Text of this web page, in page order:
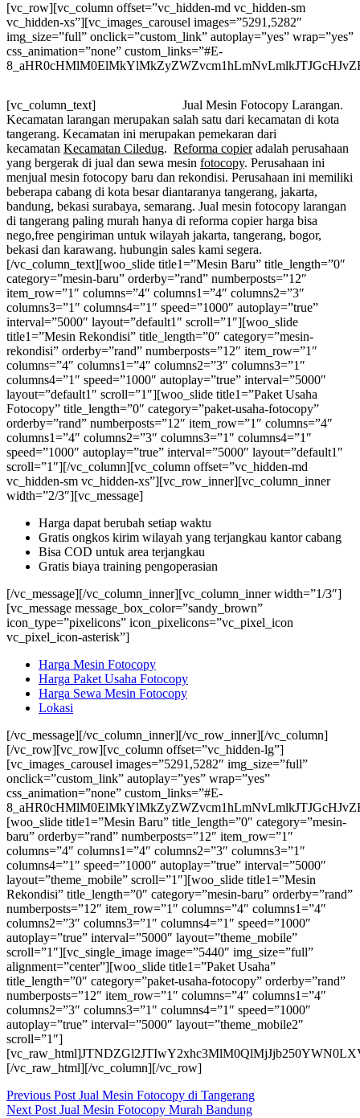
[vc_row][vc_column offset=”vc_hidden-md vc_hidden-sm
vc_hidden-xs”][vc_images_carousel images=”5291,5282″
img_size=”full” onclick=”custom_link” autoplay=”yes” wrap=”yes”
css_animation=”none” custom_links=”#E-
[vc_column_text]
Jual Mesin Fotocopy Larangan.
Kecamatan larangan merupakan salah satu dari kecamatan di kota
tangerang. Kecamatan ini merupakan pemekaran dari
kecamatan Kecamatan Ciledug. Reforma copieradalah perusahaan
yang bergerak di jual dan sewa mesin fotocopy. Perusahaan ini
menjual mesin fotocopy baru dan rekondisi. Perusahaan ini memiliki
beberapa cabang di kota besar diantaranya tangerang, jakarta,
bandung, bekasi surabaya, semarang. Jual mesin fotocopy larangan
di tangerang paling murah hanya di reforma copier harga bisa
nego,free pengiriman untuk wilayah jakarta, tangerang, bogor,
bekasi dan karawang. hubungin sales kami segera.
[/vc_column_text][woo_slide title1=”Mesin Baru” title_length=”0″
category=”mesin-baru” orderby=”rand” numberposts=”12″
item_row=”1″ columns=”4″ columns1=”4″ columns2=”3″
columns3=”1″ columns4=”1″ speed=”1000″ autoplay=”true”
interval=”5000″ layout=”default1″ scroll=”1″][woo_slide
title1=”Mesin Rekondisi” title_length=”0″ category=”mesin-
rekondisi” orderby=”rand” numberposts=”12″ item_row=”1″
columns=”4″ columns1=”4″ columns2=”3″ columns3=”1″
columns4=”1″ speed=”1000″ autoplay=”true” interval=”5000″
layout=”default1″ scroll=”1″][woo_slide title1=”Paket Usaha
Fotocopy” title_length=”0″ category=”paket-usaha-fotocopy”
orderby=”rand” numberposts=”12″ item_row=”1″ columns=”4″
columns1=”4″ columns2=”3″ columns3=”1″ columns4=”1″
speed=”1000″ autoplay=”true” interval=”5000″ layout=”default1″
scroll=”1″][/vc_column][vc_column offset=”vc_hidden-md
vc_hidden-sm vc_hidden-xs”][vc_row_inner][vc_column_inner
width=”2/3″][vc_message]
Harga dapat berubah setiap waktu
Gratis ongkos kirim wilayah yang terjangkau kantor cabang
Bisa COD untuk area terjangkau
Gratis biaya training pengoperasian
[/vc_message][/vc_column_inner][vc_column_inner width=”1/3″]
[vc_message message_box_color=”sandy_brown”
icon_type=”pixelicons” icon_pixelicons=”vc_pixel_icon
vc_pixel_icon-asterisk”]
Harga Mesin Fotocopy
Harga Paket Usaha Fotocopy
Harga Sewa Mesin Fotocopy
Lokasi
[/vc_message][/vc_column_inner][/vc_row_inner][/vc_column]
[/vc_row][vc_row][vc_column offset=”vc_hidden-lg”]
[vc_images_carousel images=”5291,5282″ img_size=”full”
onclick=”custom_link” autoplay=”yes” wrap=”yes”
css_animation=”none” custom_links=”#E-
[woo_slide title1=”Mesin Baru” title_length=”0″ category=”mesin-
baru” orderby=”rand” numberposts=”12″ item_row=”1″
columns=”4″ columns1=”4″ columns2=”3″ columns3=”1″
columns4=”1″ speed=”1000″ autoplay=”true” interval=”5000″
layout=”theme_mobile” scroll=”1″][woo_slide title1=”Mesin
Rekondisi” title_length=”0″ category=”mesin-baru” orderby=”rand”
numberposts=”12″ item_row=”1″ columns=”4″ columns1=”4″
columns2=”3″ columns3=”1″ columns4=”1″ speed=”1000″
autoplay=”true” interval=”5000″ layout=”theme_mobile”
scroll=”1″][vc_single_image image=”5440″ img_size=”full”
alignment=”center”][woo_slide title1=”Paket Usaha”
title_length=”0″ category=”paket-usaha-fotocopy” orderby=”rand”
numberposts=”12″ item_row=”1″ columns=”4″ columns1=”4″
columns2=”3″ columns3=”1″ columns4=”1″ speed=”1000″
autoplay=”true” interval=”5000″ layout=”theme_mobile2″
scroll=”1″]
[/vc_raw_html][/vc_column][/vc_row]
Previous Post Jual Mesin Fotocopy di Tangerang
Next Post Jual Mesin Fotocopy Murah Bandung